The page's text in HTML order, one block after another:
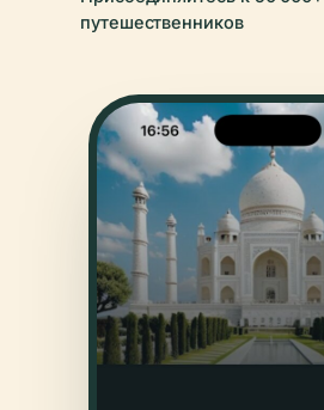
путешественников